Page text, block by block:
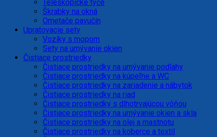
Teleskopické tyče
Škrabky na okná
Ometače pavučín
Upratovacie sety
Vozíky s mopom
Sety na umývanie okien
Čistiace prostriedky
Čistiace prostriedky na umývanie podlahy
Čistiace prostriedky na kúpeľne a WC
Čistiace prostriedky na zariadenie a nábytok
Čistiace prostriedky na riad
Čistiace prostriedky s dlhotrvajúcou vôňou
Čistiace prostriedky na umývanie okien a skla
Čistiace prostriedky na olej a mastnotu
Čistiace prostriedky na koberce a textil